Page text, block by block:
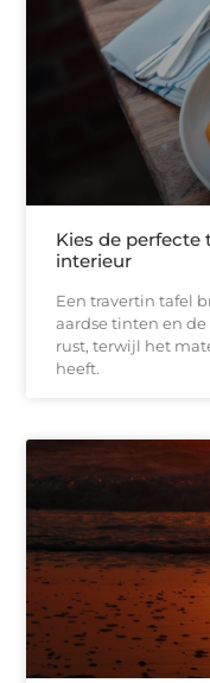
Kies de
interieur
Een travertin tafel
aardse tinten en
rust, terwijl het
heeft.